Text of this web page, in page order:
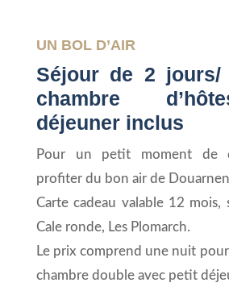
UN BOL D’AIR
Séjour de 2
chambre
déjeuner inclus
Pour un petit moment de
profiter du bon air de
Carte cadeau valable 12 mois,
Cale ronde, Les Plomarch.
Le prix comprend une nuit
chambre double avec petit